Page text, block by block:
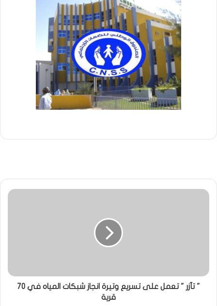
" تآزر " تعمل على تسريع وتيرة انجاز شبكات المياه في 70
قرية